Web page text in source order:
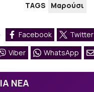
TAGS Μαρούσι
Facebook Twitter
Viber
WhatsApp
ΝΕΑ